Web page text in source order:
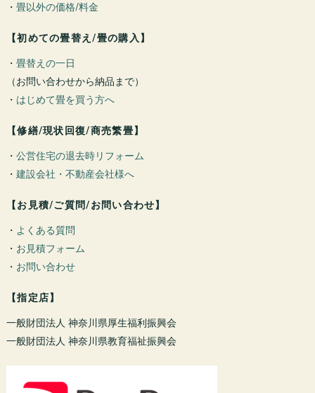
・ 畳以外の価格/料金
【初めての畳替え/畳の購入】
・ 畳替えの一日
（お問い合わせから納品まで）
・ はじめて畳を買う方へ
【修繕/現状回復/商売繁畳】
・ 公営住宅の退去時リフォーム
・ 建設会社・不動産会社様へ
【お見積/ご質問/お問い合わせ】
・ よくある質問
・ お見積フォーム
・ お問い合わせ
【指定店】
一般財団法人 神奈川県厚生福利振興会
一般財団法人 神奈川県教育福祉振興会